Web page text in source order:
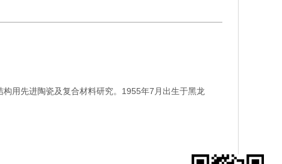
用先进陶瓷及复合材料研究。1955年7月出生于黑龙